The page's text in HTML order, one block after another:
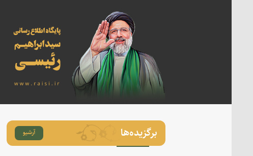
برگزیده‌ها آرشیو